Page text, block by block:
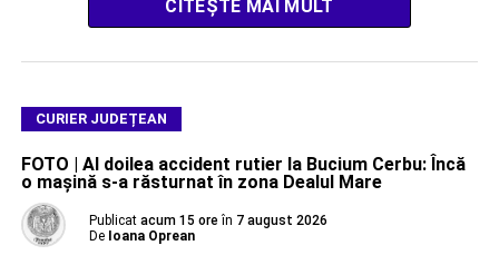
CITEȘTE MAI MULT
CURIER JUDEȚEAN
FOTO | Al doilea accident rutier la Bucium Cerbu: Încă
o mașină s-a răsturnat în zona Dealul Mare
Publicat acum 15 ore în 7 august 2026
De Ioana Oprean